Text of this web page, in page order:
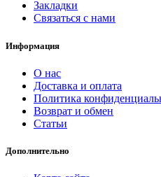
Закладки
Связаться с нами
Информация
О нас
Доставка и оплата
Политика
Возврат и обмен
Статьи
Дополнительно